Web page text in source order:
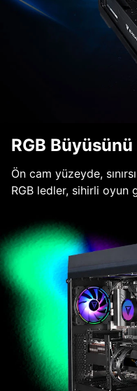
RGB Büyüsünü
Ön cam yüzeyde,
RGB ledler, sihirli oyun